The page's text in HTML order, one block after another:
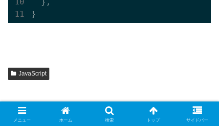
JavaScript
メニュー ホーム 検索 トップ サイドバー